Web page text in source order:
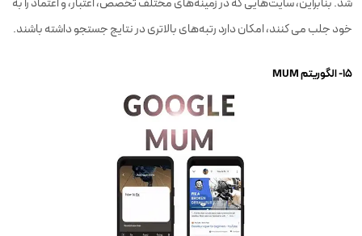
خود جلب می کنند، امکان دارد رتبه‌های بالاتری در نتایج جستجو داشته باشند.
۱۵- الگوریتم MUM